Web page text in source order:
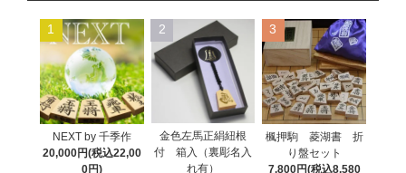
1
NEXT by 千季作
20,000円(税込22,00
0円)
2
金色左馬正絹紐根
付 箱入（裏彫名入
れ有）
3
楓押駒 菱湖書 折
り盤セット
7,800円(税込8,580